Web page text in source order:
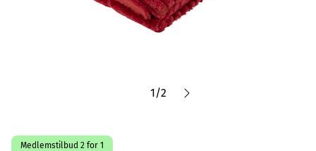
1/2
Medlemstilbud 2 for 1